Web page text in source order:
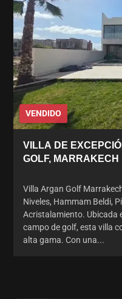
VENDIDO
VILLA DE
GOLF, MARRAKECH
Villa Argan Golf
Niveles, Hammam Beldi,
Acristalamiento. Ubicada
campo de golf, esta villa
alta gama. Con una...